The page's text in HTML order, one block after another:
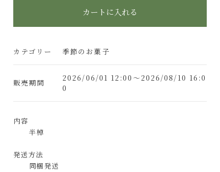
カートに入れる
カテゴリー 季節のお菓子
販売期間
2026/06/01 12:00～2026/08/10 16:0
0
内容
半棹
発送方法
同梱発送